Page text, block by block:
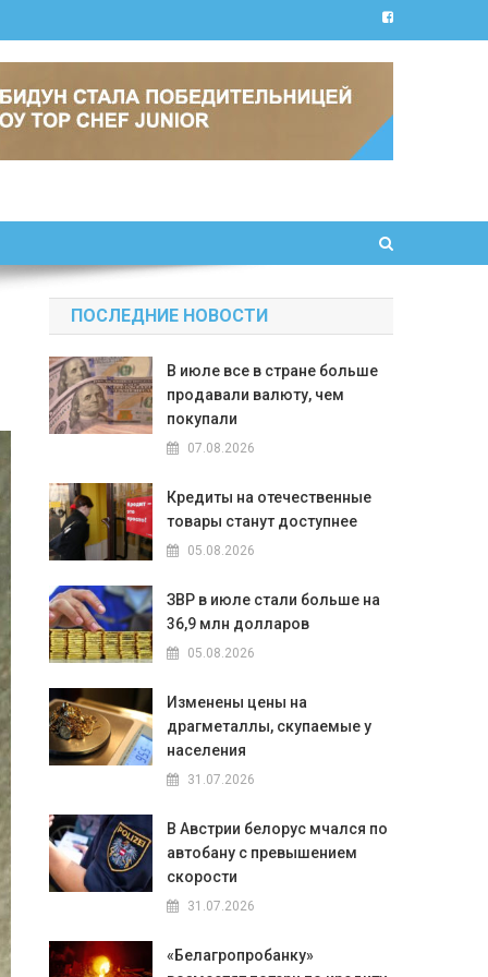
ПОСЛЕДНИЕ НОВОСТИ
В июле все в стране больше
продавали валюту, чем
покупали
07.08.2026
Кредиты на отечественные
товары станут доступнее
05.08.2026
ЗВР в июле стали больше на
36,9 млн долларов
05.08.2026
Изменены цены на
драгметаллы, скупаемые у
населения
31.07.2026
В Австрии белорус мчался по
автобану с превышением
скорости
31.07.2026
«Белагропробанку»